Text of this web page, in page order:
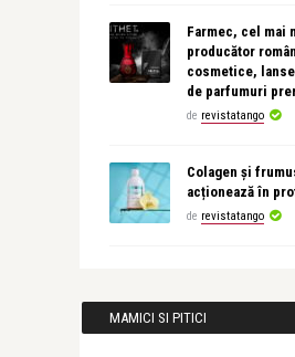
Farmec, cel mai
producător
cosmetice,
de parfumuri
de revistatango
Colagen și
acționează în
de revistatango
MAMICI SI PITICI